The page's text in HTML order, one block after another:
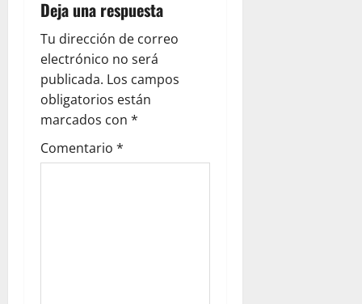
Deja una respuesta
Tu dirección de correo
electrónico no será
publicada. Los campos
obligatorios están
marcados con *
Comentario *